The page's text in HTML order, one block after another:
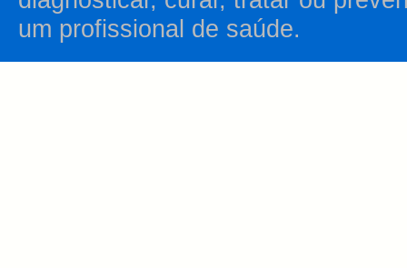
um profissional de saúde.